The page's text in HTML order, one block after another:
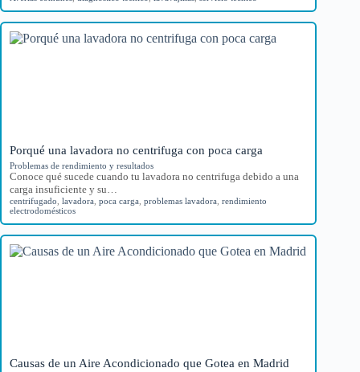
Porqué una lavadora no centrifuga con poca carga
Problemas de rendimiento y resultados
Conoce qué sucede cuando tu lavadora no centrifuga debido a una
carga insuficiente y su…
centrifugado lavadora poca carga problemas lavadora rendimiento
electrodomésticos
Causas de un Aire Acondicionado que Gotea en Madrid